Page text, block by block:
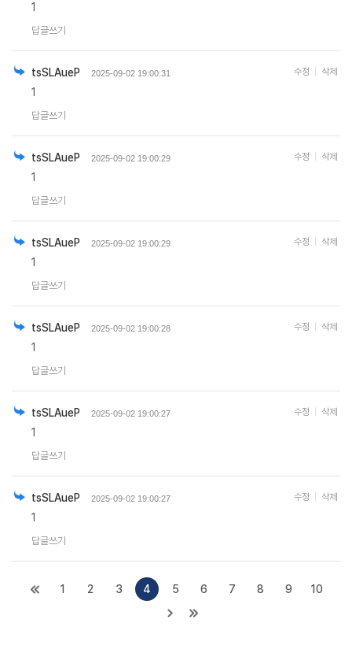
1
답글쓰기
tsSLAueP 2025-09-02 19:00:31
1
답글쓰기
수정 삭제
tsSLAueP 2025-09-02 19:00:29
1
답글쓰기
수정 삭제
tsSLAueP 2025-09-02 19:00:29
1
답글쓰기
수정 삭제
tsSLAueP 2025-09-02 19:00:28
1
답글쓰기
수정 삭제
tsSLAueP 2025-09-02 19:00:27
1
답글쓰기
수정 삭제
tsSLAueP 2025-09-02 19:00:27
1
답글쓰기
수정 삭제
1 2 3 4 5 6 7 8 9 10